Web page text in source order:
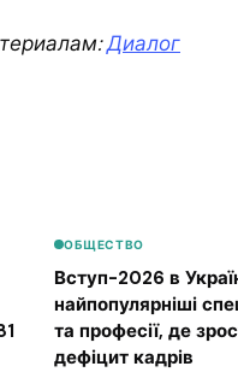
Диалог
ОБЩЕСТВО
Вступ-2026 в
найпопулярніші
та професії, де
дефіцит кадрів